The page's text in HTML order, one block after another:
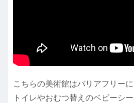
こちらの美術館はバリアフリー
トイレやおむつ替えのベビーシ